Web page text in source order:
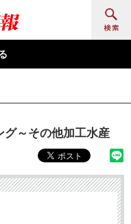
グ～その他加工水産